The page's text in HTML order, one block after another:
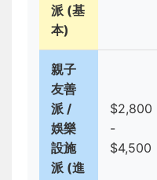
派 (基
本)
親子
友善
派 /
娛樂
設施
派 (進
$2,800
-
$4,500